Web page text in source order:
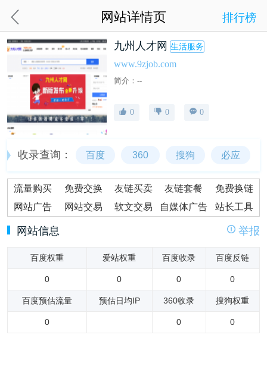
网站详情页 排行榜
九州人才网 生活服务
www.9zjob.com
简介：--
0 0 0
收录查询： 百度 360 搜狗 必应
流量购买 免费交换 友链买卖 友链套餐
免费换链
网站广告
网站交易 软文交易 自媒体广告 站长工具
网站信息 举报
百度权重 爱站权重 百度收录 百度反链
0 0 0 0
百度预估流量 预估日均IP 360收录 搜狗权重
0 0 0